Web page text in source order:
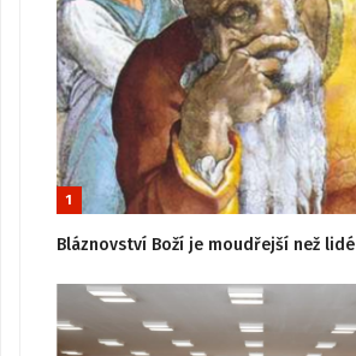
1
Bláznovství Boží je moudřejší než lidé